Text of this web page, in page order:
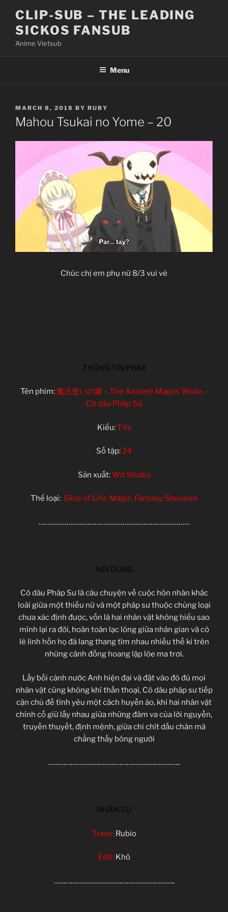
content
CLIP-SUB – THE LEADING
SICKOS FANSUB
Anime Vietsub
Menu
POSTED
ON
MARCH 8, 2018 BY RUBY
Mahou Tsukai no Yome – 20
Chúc chị em phụ nữ 8/3 vui vẻ
THÔNG TIN PHIM
Tên phim: 魔法使いの嫁 – The Ancient Magus’ Bride –
Cô dâu Pháp Sư
Kiểu:TVs
Số tập:24
Sản xuất:Wit Studio
Thể loại: Slice of Life, Magic, Fantasy, Shounen
………………………………………………………………………
NỘI DUNG
Cô dâu Pháp Sư là câu chuyện về cuộc hôn nhân khác
loài giữa một thiếu nữ và một pháp sư thuộc chủng loại
chưa xác định được, vốn là hai nhân vật không hiểu sao
mình lại ra đời, hoàn toàn lạc lõng giữa nhân gian và có
lẽ linh hồn họ đã lang thang tìm nhau nhiều thế kỉ trên
những cánh đồng hoang lập lòe ma trơi.
Lấy bối cảnh nước Anh hiện đại và đặt vào đó đủ mọi
nhân vật cùng không khí thần thoại, Cô dâu pháp sư tiếp
cận chủ đề tình yêu một cách huyền ảo, khi hai nhân vật
chính cố giữ lấy nhau giữa những đâm va của lời nguyền,
truyền thuyết, định mệnh, giữa chi chít dấu chân mà
chẳng thấy bóng người
……………………………………………………………..
NHÂN SỰ
Trans: Rubio
Edit:Khô
………………………………………………………..